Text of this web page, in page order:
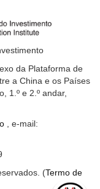
da Plataforma de
a China e os Países
1.º e 2.º andar,
, e-mail:
(Termo de